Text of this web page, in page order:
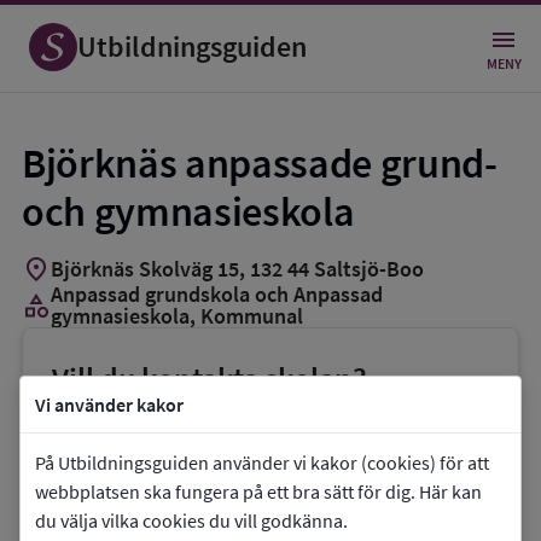
Vi använder kakor
På Utbildningsguiden använder vi kakor (cookies) för att
webbplatsen ska fungera på ett bra sätt för dig. Här kan
du välja vilka cookies du vill godkänna.
Utbildningsguiden MENY
Björknäs anpassade grund-
och gymnasieskola
location_on Björknäs Skolväg 15, 13244 Saltsjö-Boo
categoryAnpassad grundskola och Anpassad
gymnasieskola, Kommunal
Vill du kontakta skolan?
phoneTelefon:08-7189588
mailE-post:ulrika.kjellberg@nacka.se
link Webbplats: Björknäs anpassade grund- och